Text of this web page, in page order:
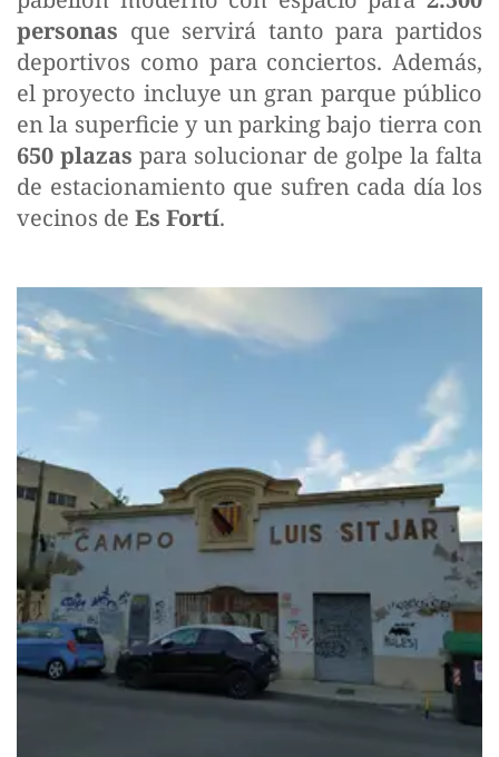
personas que servirá tanto para partidos
deportivos como para conciertos. Además,
el proyecto incluye un gran parque público
en la superficie y un parking bajo tierra con
650 plazas para solucionar de golpe la falta
de estacionamiento que sufren cada día los
vecinos de Es Fortí.